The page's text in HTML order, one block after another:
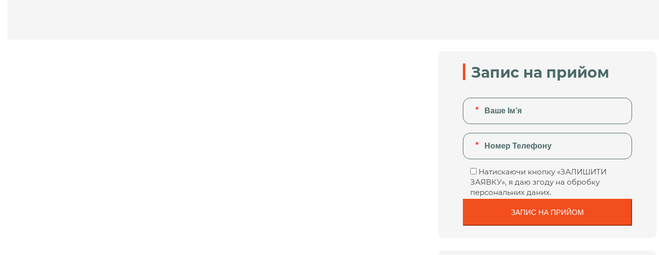
Запис на прийом
Натискаючи кнопку «ЗАЛИШИТИ
ЗАЯВКУ», я даю згоду на обробку
персональних даних.